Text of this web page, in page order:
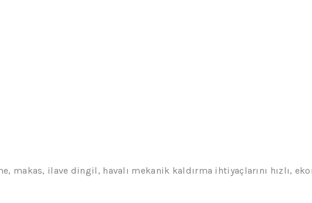
makas, ilave dingil, havalı mekanik kaldırma ihtiyaçlarını hızlı,